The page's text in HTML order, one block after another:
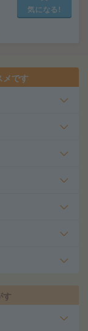
気になる!
メです
す